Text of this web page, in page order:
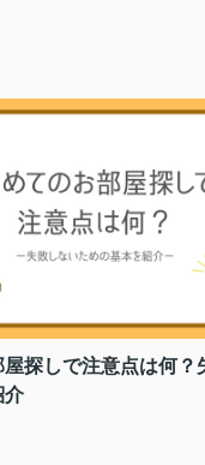
探しで注意点は何？
介